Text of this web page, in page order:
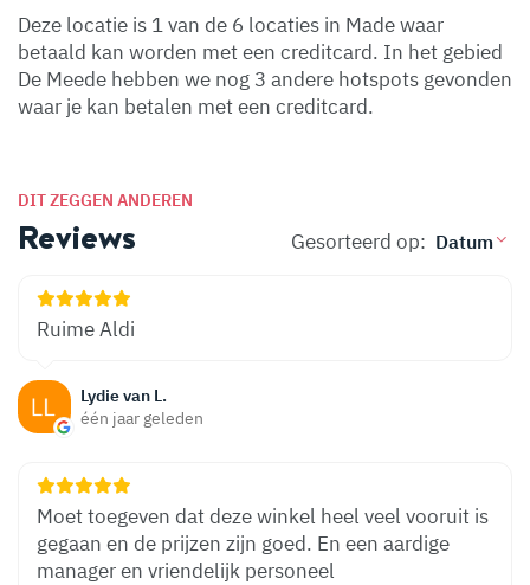
Deze locatie is 1 van de 6 locaties in Made waar
betaald kan worden met een creditcard. In het gebied
De Meede hebben we nog 3 andere hotspots gevonden
waar je kan betalen met een creditcard.
DIT ZEGGEN ANDEREN
Reviews Gesorteerd op:
Lydie van L.
één jaar geleden
Ruime Aldi
Moet toegeven dat deze winkel heel veel vooruit is
gegaan en de prijzen zijn goed. En een aardige
manager en vriendelijk personeel